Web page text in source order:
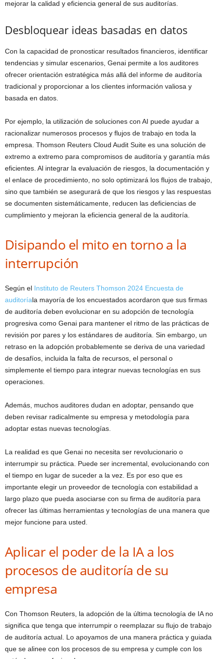
mejorar la calidad y eficiencia general de sus auditorías.
Desbloquear ideas basadas en datos
Con la capacidad de pronosticar resultados financieros, identificar
tendencias y simular escenarios, Genai permite a los auditores
ofrecer orientación estratégica más allá del informe de auditoría
tradicional y proporcionar a los clientes información valiosa y
basada en datos.
Por ejemplo, la utilización de soluciones con AI puede ayudar a
racionalizar numerosos procesos y flujos de trabajo en toda la
empresa. Thomson Reuters Cloud Audit Suite es una solución de
extremo a extremo para compromisos de auditoría y garantía más
eficientes. Al integrar la evaluación de riesgos, la documentación y
el enlace de procedimiento, no solo optimizará los flujos de trabajo,
sino que también se asegurará de que los riesgos y las respuestas
se documenten sistemáticamente, reducen las deficiencias de
cumplimiento y mejoran la eficiencia general de la auditoría.
Disipando el mito en torno a la
interrupción
Según el Instituto de Reuters Thomson 2024 Encuesta de
auditoríala mayoría de los encuestados acordaron que sus firmas
de auditoría deben evolucionar en su adopción de tecnología
progresiva como Genai para mantener el ritmo de las prácticas de
revisión por pares y los estándares de auditoría. Sin embargo, un
retraso en la adopción probablemente se deriva de una variedad
de desafíos, incluida la falta de recursos, el personal o
simplemente el tiempo para integrar nuevas tecnologías en sus
operaciones.
Además, muchos auditores dudan en adoptar, pensando que
deben revisar radicalmente su empresa y metodología para
adoptar estas nuevas tecnologías.
La realidad es que Genai no necesita ser revolucionario o
interrumpir su práctica. Puede ser incremental, evolucionando con
el tiempo en lugar de suceder a la vez. Es por eso que es
importante elegir un proveedor de tecnología con estabilidad a
largo plazo que pueda asociarse con su firma de auditoría para
ofrecer las últimas herramientas y tecnologías de una manera que
mejor funcione para usted.
Aplicar el poder de la IA a los
procesos de auditoría de su
empresa
Con Thomson Reuters, la adopción de la última tecnología de IA no
significa que tenga que interrumpir o reemplazar su flujo de trabajo
de auditoría actual. Lo apoyamos de una manera práctica y guiada
que se alinee con los procesos de su empresa y cumple con los